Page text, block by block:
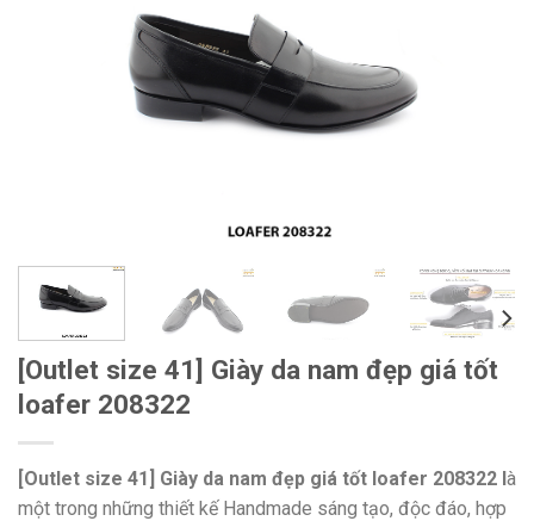
[Outlet size 41] Giày da nam đẹp giá tốt
loafer 208322
[Outlet size 41] Giày da nam đẹp giá tốt loafer 208322 là
một trong những thiết kế Handmade sáng tạo, độc đáo, hợp